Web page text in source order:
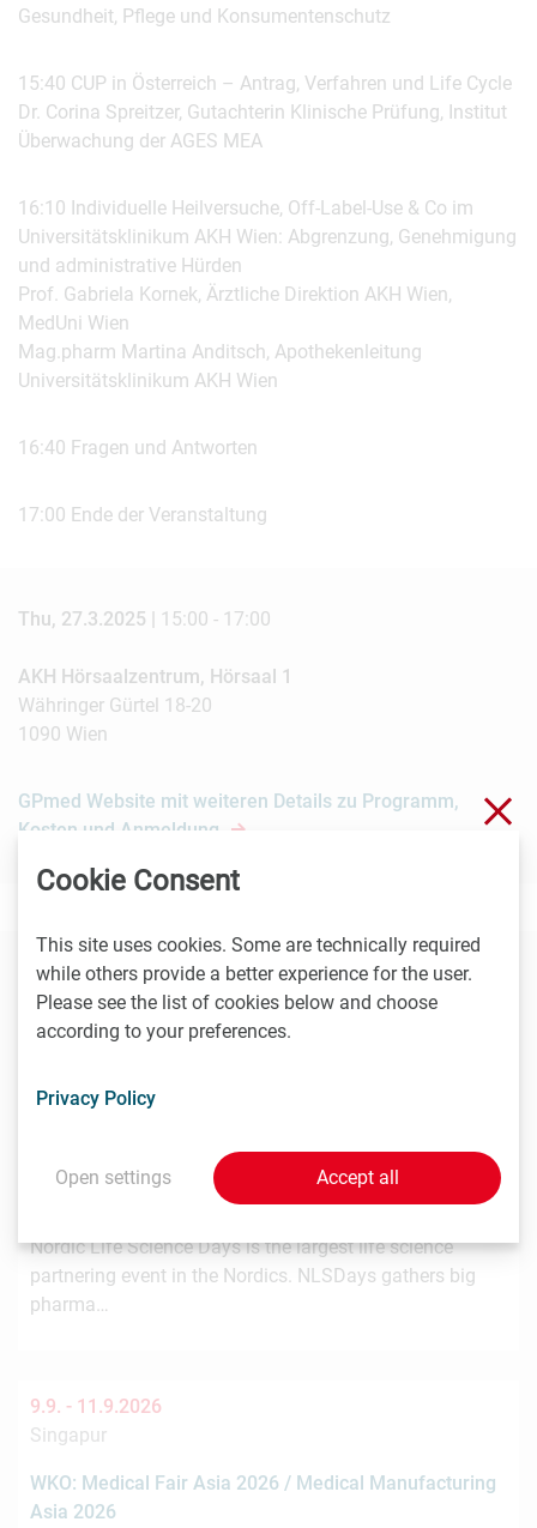
Gesundheit, Pflege und Konsumentenschutz
15:40 CUP in Österreich – Antrag, Verfahren und Life Cycle
Dr. Corina Spreitzer, Gutachterin Klinische Prüfung, Institut
Überwachung der AGES MEA
16:10 Individuelle Heilversuche, Off-Label-Use & Co im
Universitätsklinikum AKH Wien: Abgrenzung, Genehmigung
und administrative Hürden
Prof. Gabriela Kornek, Ärztliche Direktion AKH Wien,
MedUni Wien
Mag.pharm Martina Anditsch, Apothekenleitung
Universitätsklinikum AKH Wien
16:40 Fragen und Antworten
17:00 Ende der Veranstaltung
Thu, 27.3.2025 | 15:00 - 17:00
AKH Hörsaalzentrum, Hörsaal 1
Währinger Gürtel 18-20
1090 Wien
GPmed Website mit weiteren Details zu Programm,
Kosten und Anmeldung
You might also be interested in these
events
Stockholm
Nordic Life Science Days is the largest life science
partnering event in the Nordics. NLSDays gathers big
pharma…
9.9. - 11.9.2026
Singapur
WKO: Medical Fair Asia 2026 / Medical Manufacturing
Asia 2026
Cookie Consent
This site uses cookies. Some are technically required
while others provide a better experience for the user.
Please see the list of cookies below and choose
according to your preferences.
Privacy Policy
Open settings Accept all